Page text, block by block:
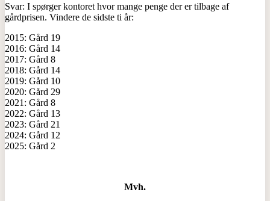
Svar: I spørger kontoret hvor mange penge der er tilbage af
gårdprisen. Vindere de sidste ti år:
2015: Gård 19
2016: Gård 14
2017: Gård 8
2018: Gård 14
2019: Gård 10
2020: Gård 29
2021: Gård 8
2022: Gård 13
2023: Gård 21
2024: Gård 12
2025: Gård 2
Mvh.